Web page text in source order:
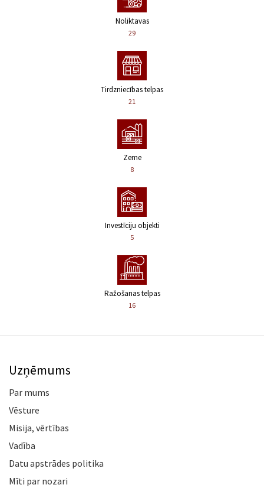
Noliktavas
29
Tirdzniecības telpas
21
Zeme
8
Investīciju objekti
5
Ražošanas telpas
16
Uzņēmums
Par mums
Vēsture
Misija, vērtības
Vadība
Datu apstrādes politika
Mīti par nozari